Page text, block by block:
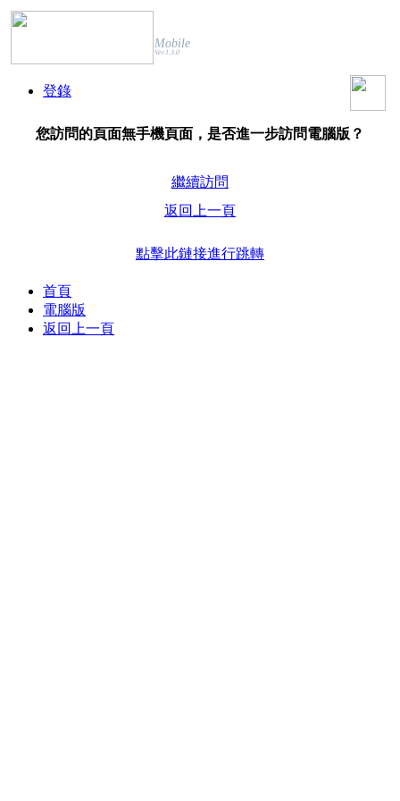
Mobile
Ver.1.3.0
登錄
您訪問的頁面無手機頁面，是否進一步訪問電腦版？
繼續訪問
返回上一頁
點擊此鏈接進行跳轉
首頁
電腦版
返回上一頁